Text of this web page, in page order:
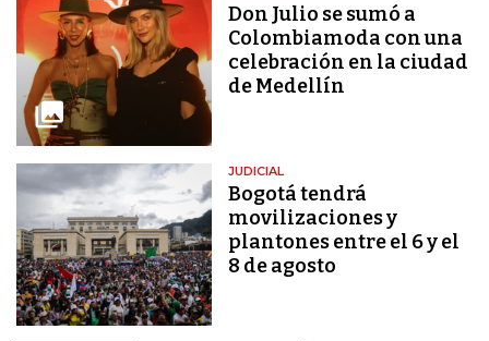
Don Julio se sumó a
Colombiamoda con una
celebración en la ciudad
de Medellín
JUDICIAL
Bogotá tendrá
movilizaciones y
plantones entre el 6 y el
8 de agosto